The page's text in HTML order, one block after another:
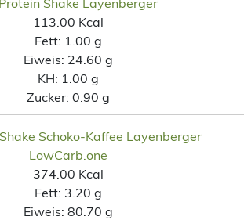
113.00 Kcal
Fett: 1.00 g
Eiweis: 24.60 g
KH: 1.00 g
Zucker: 0.90 g
Schoko-Kaffee Layenberger
LowCarb.one
374.00 Kcal
Fett: 3.20 g
Eiweis: 80.70 g